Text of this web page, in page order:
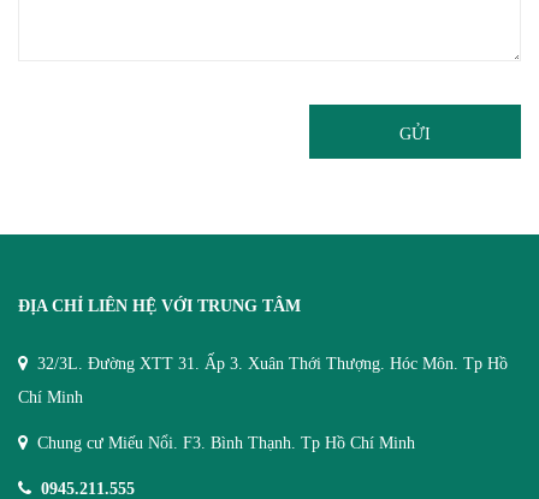
GỬI
ĐỊA CHỈ LIÊN HỆ VỚI TRUNG TÂM
32/3L. Đường XTT 31. Ấp 3. Xuân Thới Thượng. Hóc Môn. Tp Hồ
Chí Minh
Chung cư Miếu Nổi. F3. Bình Thạnh. Tp Hồ Chí Minh
0945.211.555